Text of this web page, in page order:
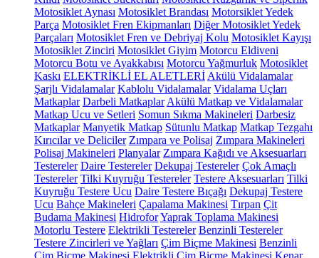
Motosiklet Aynası Motosiklet Brandası Motorsiklet Yedek
Parça Motosiklet Fren Ekipmanları Diğer Motosiklet Yedek
Parçaları Motosiklet Fren ve Debriyaj Kolu Motosiklet Kayışı
Motosiklet Zinciri Motosiklet Giyim Motorcu Eldiveni
Motorcu Botu ve Ayakkabısı Motorcu Yağmurluk Motosiklet
Kaskı ELEKTRİKLİ EL ALETLERİ Akülü Vidalamalar
Şarjlı Vidalamalar Kablolu Vidalamalar Vidalama Uçları
Matkaplar Darbeli Matkaplar Akülü Matkap ve Vidalamalar
Matkap Ucu ve Setleri Somun Sıkma Makineleri Darbesiz
Matkaplar Manyetik Matkap Sütunlu Matkap Matkap Tezgahı
Kırıcılar ve Deliciler Zımpara ve Polisaj Zımpara Makineleri
Polisaj Makineleri Planyalar Zımpara Kağıdı ve Aksesuarları
Testereler Daire Testereler Dekupaj Testereler Çok Amaçlı
Testereler Tilki Kuyruğu Testereler Testere Aksesuarları Tilki
Kuyruğu Testere Ucu Daire Testere Bıçağı Dekupaj Testere
Ucu Bahçe Makineleri Çapalama Makinesi Tırpan Çit
Budama Makinesi HidroforYaprak Toplama Makinesi
Motorlu Testere Elektrikli Testereler Benzinli Testereler
Testere Zincirleri ve Yağları Çim Biçme Makinesi Benzinli
Çim Biçme Makinesi Elektrikli Çim Biçme Makinesi Kenar